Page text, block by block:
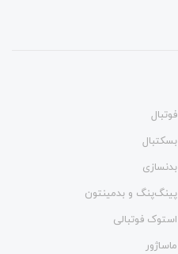
فوتبال
بسکتبال
بدنسازی
پینگ‌پنگ و بدمينتون
استوک فوتبالی
ماساژور